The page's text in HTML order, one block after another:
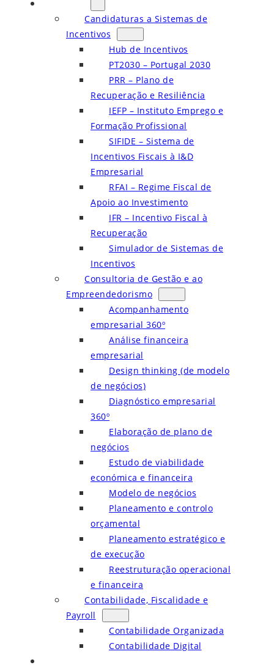
Candidaturas a Sistemas de
Incentivos
Hub de Incentivos
PT2030 – Portugal 2030
PRR – Plano de
Recuperação e Resiliência
IEFP – Instituto Emprego e
Formação Profissional
SIFIDE – Sistema de
Incentivos Fiscais à I&D
Empresarial
RFAI – Regime Fiscal de
Apoio ao Investimento
IFR – Incentivo Fiscal à
Recuperação
Simulador de Sistemas de
Incentivos
Consultoria de Gestão e ao
Empreendedorismo
Acompanhamento
empresarial 360º
Análise financeira
empresarial
Design thinking (de modelo
de negócios)
Diagnóstico empresarial
360º
Elaboração de plano de
negócios
Estudo de viabilidade
económica e financeira
Modelo de negócios
Planeamento e controlo
orçamental
Planeamento estratégico e
de execução
Reestruturação operacional
e financeira
Contabilidade, Fiscalidade e
Payroll
Contabilidade Organizada
Contabilidade Digital